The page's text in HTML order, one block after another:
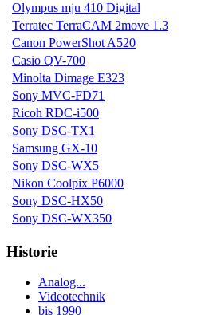
Olympus mju 410 Digital
Terratec TerraCAM 2move 1.3
Canon PowerShot A520
Casio QV-700
Minolta Dimage E323
Sony MVC-FD71
Ricoh RDC-i500
Sony DSC-TX1
Samsung GX-10
Sony DSC-WX5
Nikon Coolpix P6000
Sony DSC-HX50
Sony DSC-WX350
Historie
Analog...
Videotechnik
bis 1990